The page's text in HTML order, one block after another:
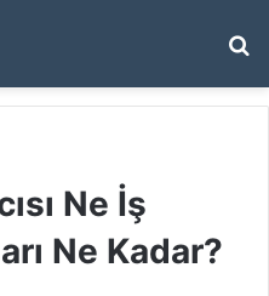
...
Ne İş
Ne Kadar?